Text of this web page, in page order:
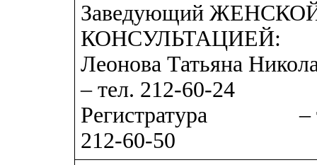
Заведующий
КОНСУЛЬТАЦИЕЙ:
Леонова Татьяна
– тел. 212-60-24
Регистратура
–
212-60-50